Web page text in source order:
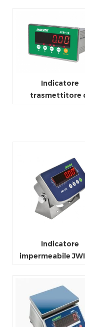
Indicatore
trasmettitore
Indicatore
impermeabile